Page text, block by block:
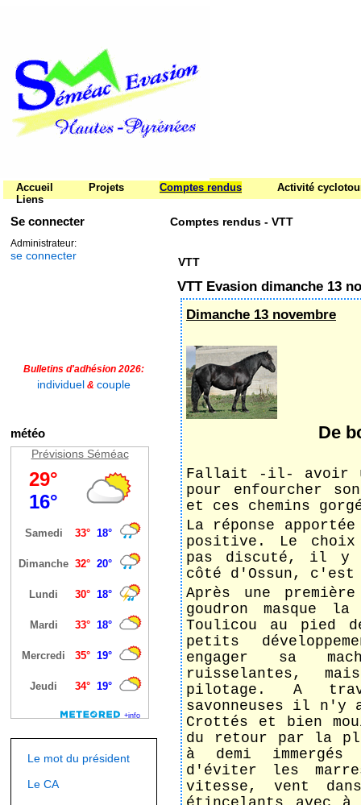
Accueil Projets Comptes rendus
Activité
Liens
Se connecter
Administrateur:
se connecter
Bulletins d'adhésion 2026:
individuel & couple
météo
Prévisions Séméac
Le mot du président
Le CA
Comptes rendus - VTT
VTT
VTT Evasion dimanche 13
Dimanche 13 novembre
De
Fallait -il- avoir
pour enfourcher
et ces chemins
La réponse
positive. Le
pas discuté, il y
côté d'Ossun,
Après une
goudron masque
Toulicou au pied
petits
engager sa
ruisselantes,
pilotage. A
savonneuses il n'y
Crottés et bien
du retour par la
à demi
d'éviter les
vitesse, vent